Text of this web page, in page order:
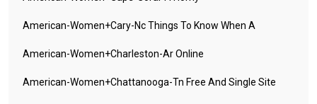
American-Women+cary-Nc Things To Know When A
American-Women+charleston-Ar Online
American-Women+chattanooga-Tn Free And Single Site